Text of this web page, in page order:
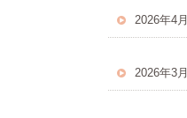
2026年4月
2026年3月